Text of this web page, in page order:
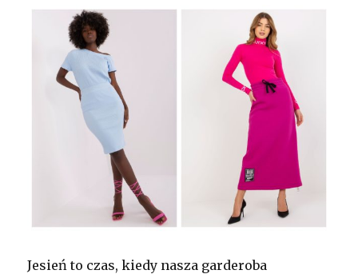
Jesień to czas, kiedy nasza garderoba